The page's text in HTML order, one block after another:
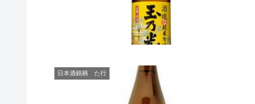
日本酒銘柄 た行